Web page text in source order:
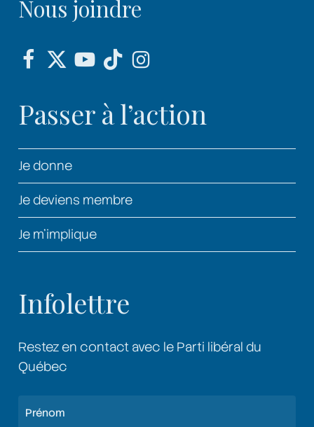
Nous joindre
Passer à l’action
Je donne
Je deviens membre
Je m’implique
Infolettre
Restez en contact avec le Parti libéral du
Québec